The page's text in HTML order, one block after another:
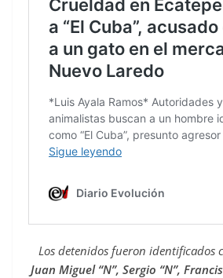
Los detenidos fueron identificados
Juan Miguel “N”, Sergio “N”,